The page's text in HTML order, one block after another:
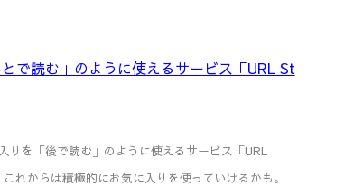
で読む」のように使えるサービス「URL St
りを「後で読む」のように使えるサービス「URL
れからは積極的にお気に入りを使っていけるかも。